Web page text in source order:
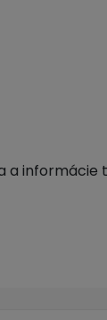
a informácie